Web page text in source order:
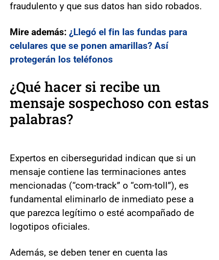
fraudulento y que sus datos han sido robados.
Mire además: ¿Llegó el fin las fundas para
celulares que se ponen amarillas? Así
protegerán los teléfonos
¿Qué hacer si recibe un
mensaje sospechoso con estas
palabras?
Expertos en ciberseguridad indican que si un
mensaje contiene las terminaciones antes
mencionadas (“com-track” o “com-toll”), es
fundamental eliminarlo de inmediato pese a
que parezca legítimo o esté acompañado de
logotipos oficiales.
Además, se deben tener en cuenta las